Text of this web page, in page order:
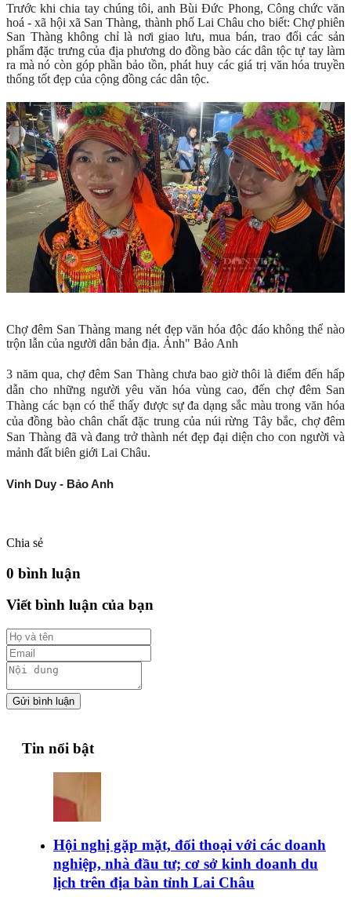
Trước khi chia tay chúng tôi, anh Bùi Đức Phong, Công chức văn
hoá - xã hội xã San Thàng, thành phố Lai Châu cho biết: Chợ phiên
San Thàng không chỉ là nơi giao lưu, mua bán, trao đổi các sản
phẩm đặc trưng của địa phương do đồng bào các dân tộc tự tay làm
ra mà nó còn góp phần bảo tồn, phát huy các giá trị văn hóa truyền
thống tốt đẹp của cộng đồng các dân tộc.
Chợ đêm San Thàng mang nét đẹp văn hóa độc đáo không thể nào
trộn lẫn của người dân bản địa. Ảnh" Bảo Anh
3 năm qua, chợ đêm San Thàng chưa bao giờ thôi là điểm đến hấp
dẫn cho những người yêu văn hóa vùng cao, đến chợ đêm San
Thàng các bạn có thể thấy được sự đa dạng sắc màu trong văn hóa
của đồng bào chân chất đặc trung của núi rừng Tây bắc, chợ đêm
San Thàng đã và đang trở thành nét đẹp đại diện cho con người và
mảnh đất biên giới Lai Châu.
Vinh Duy - Bảo Anh
Chia sẻ
0 bình luận
Viết bình luận của bạn
Gửi bình luận
Tin nổi bật
Hội nghị gặp mặt, đối thoại với các doanh
nghiệp, nhà đầu tư; cơ sở kinh doanh du
lịch trên địa bàn tỉnh Lai Châu